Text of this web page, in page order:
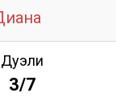
Дуэли
3/7